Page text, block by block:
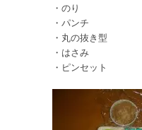
・のり
・パンチ
・丸の抜き型
・はさみ
・ピンセット